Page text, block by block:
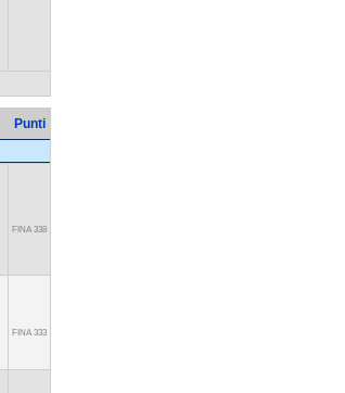
Punti
FINA 338
FINA 333